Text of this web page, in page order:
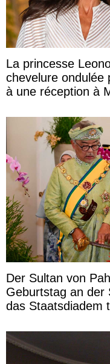
La princesse
chevelure ondulée
à une réception à
Der Sultan von
Geburtstag an der
das Staatsdiadem